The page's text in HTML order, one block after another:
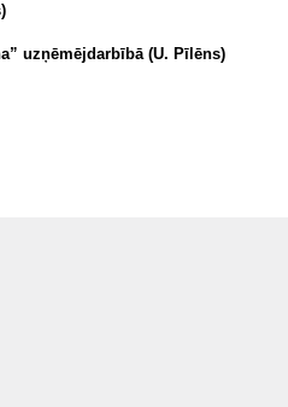
uzņēmējdarbībā (U. Pīlēns)